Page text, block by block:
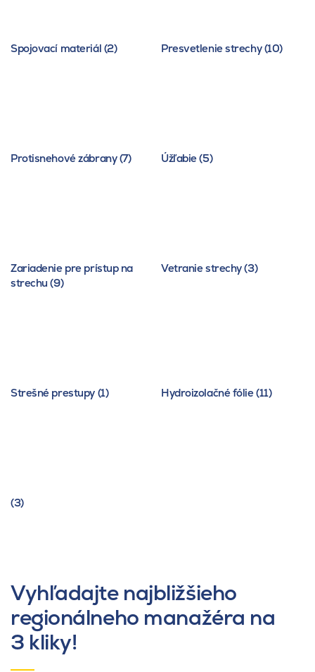
Spojovací materiál (2) Presvetlenie strechy (10)
Protisnehové zábrany (7) Úžľabie (5)
Zariadenie pre prístup na
strechu (9)
Vetranie strechy (3)
Strešné prestupy (1) Hydroizolačné fólie (11)
(3)
Vyhľadajte najbližšieho
regionálneho manažéra na
3 kliky!